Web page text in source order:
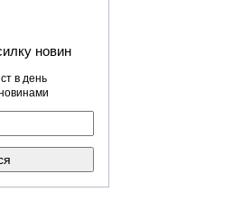
новин
в день